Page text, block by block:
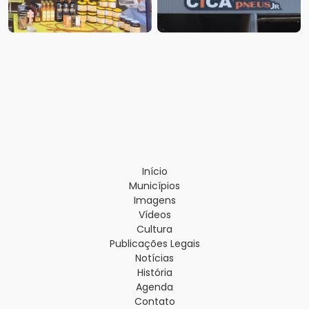
Início
Municípios
Imagens
Vídeos
Cultura
Publicações Legais
Notícias
História
Agenda
Contato